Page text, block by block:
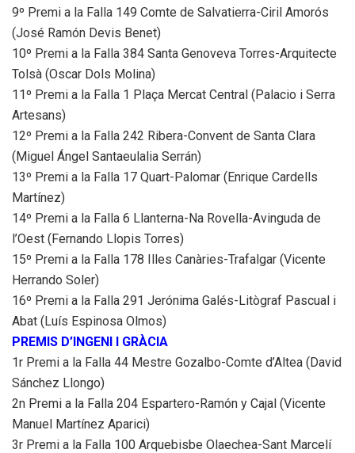
9º Premi a la Falla 149 Comte de Salvatierra-Ciril Amorós
(José Ramón Devis Benet)
10º Premi a la Falla 384 Santa Genoveva Torres-Arquitecte
Tolsà (Oscar Dols Molina)
11º Premi a la Falla 1 Plaça Mercat Central (Palacio i Serra
Artesans)
12º Premi a la Falla 242 Ribera-Convent de Santa Clara
(Miguel Ángel Santaeulalia Serrán)
13º Premi a la Falla 17 Quart-Palomar (Enrique Cardells
Martínez)
14º Premi a la Falla 6 Llanterna-Na Rovella-Avinguda de
l’Oest (Fernando Llopis Torres)
15º Premi a la Falla 178 Illes Canàries-Trafalgar (Vicente
Herrando Soler)
16º Premi a la Falla 291 Jerónima Galés-Litògraf Pascual i
Abat (Luís Espinosa Olmos)
PREMIS D’INGENI I GRÀCIA
1r Premi a la Falla 44 Mestre Gozalbo-Comte d’Altea (David
Sánchez Llongo)
2n Premi a la Falla 204 Espartero-Ramón y Cajal (Vicente
Manuel Martínez Aparici)
3r Premi a la Falla 100 Arquebisbe Olaechea-Sant Marcelí